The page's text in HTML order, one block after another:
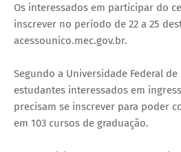
Os interessados em participar do
inscrever no período de 22 a 25
acessounico.mec.gov.br.
Segundo a Universidade Federal de
estudantes interessados em
precisam se inscrever para poder
em 103 cursos de graduação.